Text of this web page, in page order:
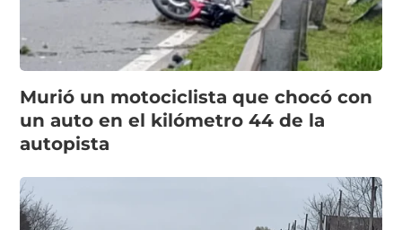
Murió un motociclista que chocó con
un auto en el kilómetro 44 de la
autopista